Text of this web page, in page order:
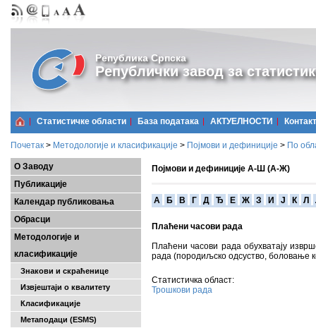
Република Српска
Републички завод за
Статистичке области Базa података АКТУЕЛНОСТИ Контакт
Почетак > Методологије и класификације > Појмови и дефиниције > По
О Заводу
Публикације
Календар публиковања
Обрасци
Методологије и
класификације
Знакови и скраћенице
Извјештаји о квалитету
Класификације
Метаподаци (ESMS)
Појмови и дефиниције А-Ш (А-Ж)
A Б В Г Д Ђ Е Ж З И Ј К Л
Плаћени часови рада
Плаћени часови рада обухватају
рада (породиљско одсуство, боловање
Статистичка област:
Трошкови рада